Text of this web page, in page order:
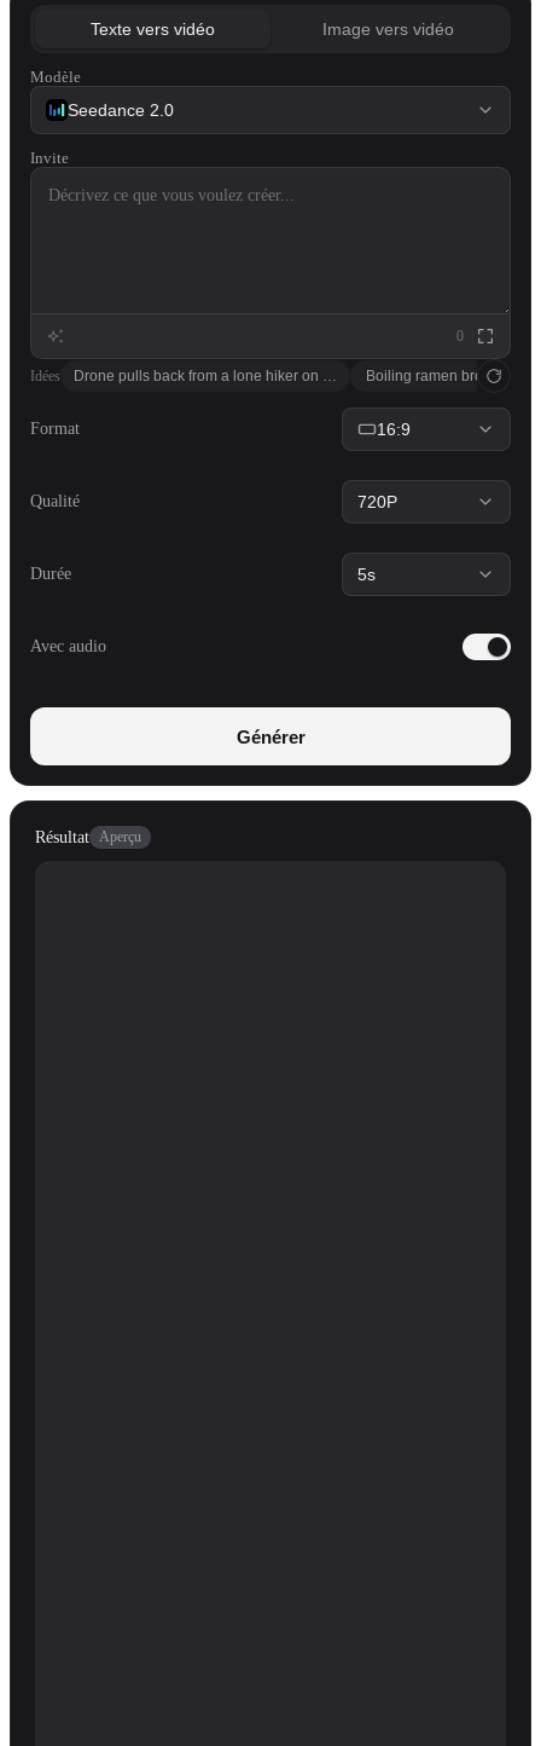
Texte vers vidéo Image vers vidéo
Modèle
Seedance 2.0
Invite
0
Idées Drone pulls back from a lone hiker on a misty mountain ridge at golden
Boiling ramen broth
Format 16:9
Qualité 720P
Durée 5s
Avec audio
Générer
Résultat Aperçu